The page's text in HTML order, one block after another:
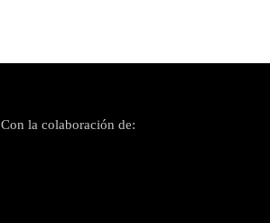
Con la colaboración de: